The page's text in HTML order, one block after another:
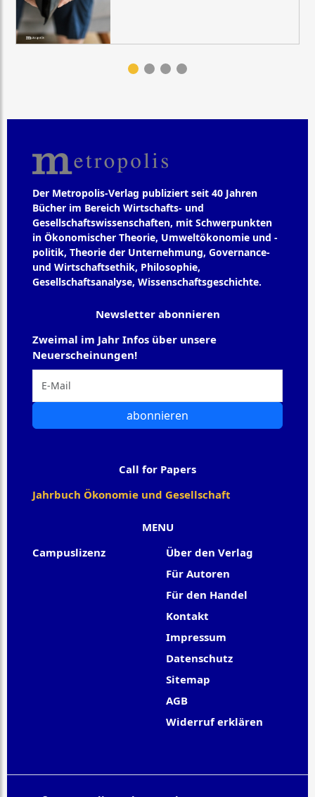
Der Metropolis-Verlag publiziert seit 40 Jahren
Bücher im Bereich Wirtschafts- und
Gesellschaftswissenschaften, mit Schwerpunkten
in Ökonomischer Theorie, Umweltökonomie und -
politik, Theorie der Unternehmung, Governance-
und Wirtschaftsethik, Philosophie,
Gesellschaftsanalyse, Wissenschaftsgeschichte.
MENU
Campuslizenz
Über den Verlag
Für Autoren
Für den Handel
Kontakt
Impressum
Datenschutz
Sitemap
AGB
Widerruf erklären
Newsletter abonnieren
Zweimal im Jahr Infos über unsere
Neuerscheinungen!
abonnieren
Call for Papers
Jahrbuch Ökonomie und Gesellschaft